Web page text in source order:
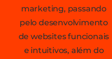
marketing, passando
pelo desenvolvimento
de websites funcionais
e intuitivos, além do